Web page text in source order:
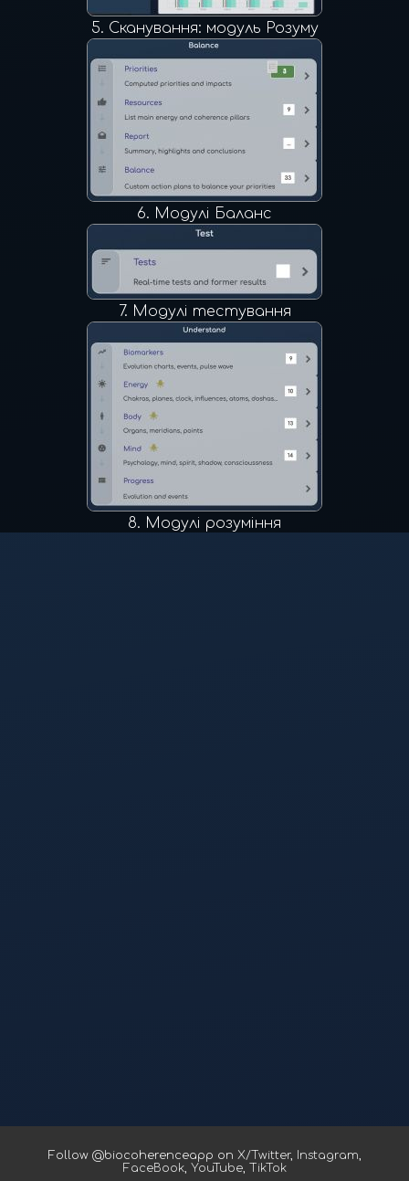
5. Сканування: модуль Розуму
6. Модулі Баланс
7. Модулі тестування
8. Модулі розуміння
Follow @biocoherenceapp on X/Twitter, Instagram,
FaceBook, YouTube, TikTok